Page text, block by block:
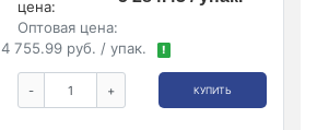
цена:
Оптовая цена:
4 755.99 руб. / упак.
!
- + КУПИТЬ